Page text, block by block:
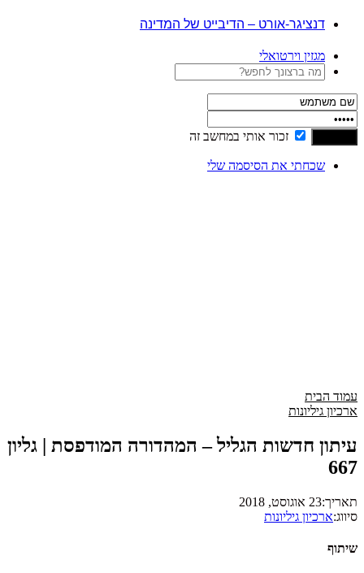
דנציגר-אורט – הדיבייט של המדינה
מגזין וירטואלי
זכור אותי במחשב זה
שכחתי את הסיסמה שלי
עמוד הבית
ארכיון גיליונות
עיתון חדשות הגליל – המהדורה המודפסת | גליון
667
תאריך:23 אוגוסט, 2018
סיווג:ארכיון גיליונות
שיתוף